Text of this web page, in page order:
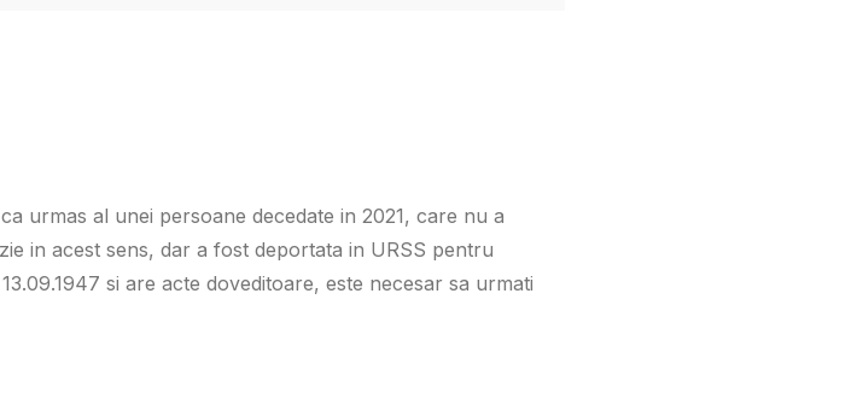
urmas al unei persoane decedate in 2021, care nu a
in acest sens, dar a fost deportata in URSS pentru
si are acte doveditoare, este necesar sa urmati